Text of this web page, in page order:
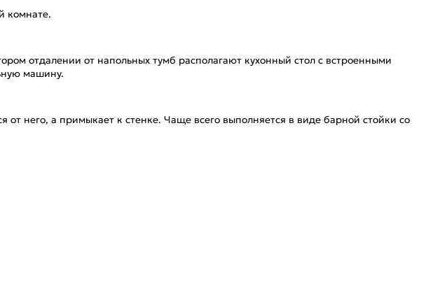
комнате.
отдалении от напольных тумб располагают кухонный стол с встроенными
машину.
него, а примыкает к стенке. Чаще всего выполняется в виде барной стойки со